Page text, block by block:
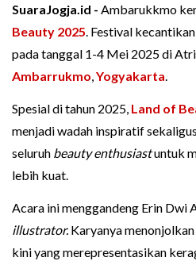
SuaraJogja.id - Ambarukkmo
Beauty 2025. Festival
pada tanggal 1-4 Mei 2025 di
Ambarrukmo,Yogyakarta.
Spesial di tahun 2025, Land of
menjadi wadah inspiratif
seluruh beauty enthusiastuntuk
lebih kuat.
Acara ini menggandeng Erin Dwi
illustrator. Karyanya
kini yang merepresentasikan